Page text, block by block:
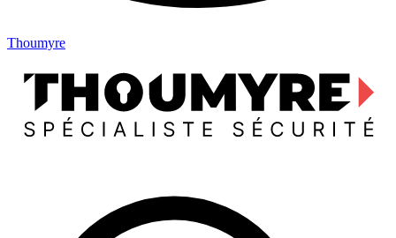
Thoumyre